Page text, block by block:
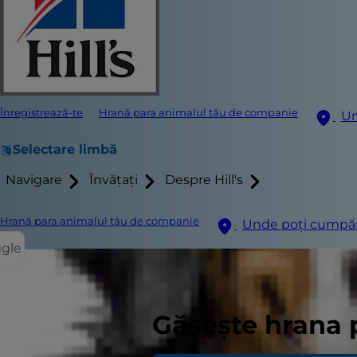
Înregistrează-te Hrană para animalul tău de companie
Selectare limbă
Navigare Învățați Despre Hill's
Hrană para animalul tău de companie
Unde poți
Găsește
Încercaţi
hrănesc